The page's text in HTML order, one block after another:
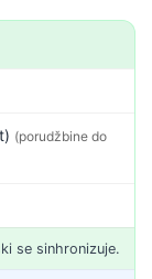
(porudžbine do
se sinhronizuje.